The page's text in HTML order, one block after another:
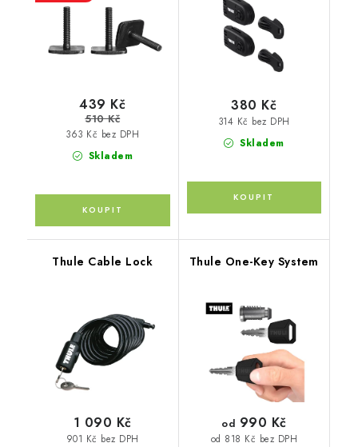
Skladem
363 Kč bez DPH
439 Kč
510 Kč
Skladem
314 Kč bez DPH
380 Kč
Thule Cable Lock
901 Kč bez DPH
1 090 Kč
Thule One-Key System
od 818 Kč bez DPH
od 990 Kč